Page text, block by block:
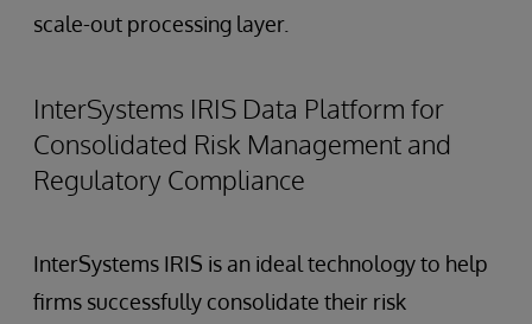
scale-out processing layer.
InterSystems IRIS Data Platform for
Consolidated Risk Management and
Regulatory Compliance
InterSystems IRIS is an ideal technology to help
firms successfully consolidate their risk